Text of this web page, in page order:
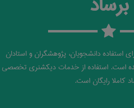
دانشجویان، پژوهشگران و استادان
است. استفاده از خدمات دیکشنری تخصصی
کاملا رایگان است.